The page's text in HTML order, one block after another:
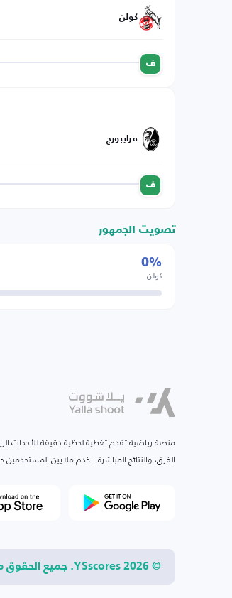
كولن
ف
فرايبورج
ف
تصويت الجمهور
0%
كولن
منصة رياضية تقدم تغطية لحظية دقيقة للأحداث
الفرق، والنتائج المباشرة. نخدم ملايين
© 2026 YSscores. جميع الحقوق محفوظة.